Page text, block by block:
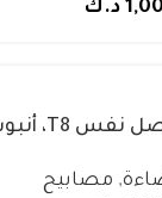
د.ك
, مصابيح